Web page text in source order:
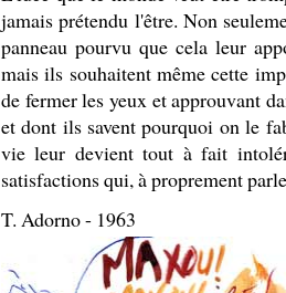
jamais prétendu l'être. Non
panneau pourvu que cela leur
mais ils souhaitent même cette
de fermer les yeux et approuvant
et dont ils savent pourquoi on le
vie leur devient tout à fait
satisfactions qui, à proprement
T. Adorno - 1963